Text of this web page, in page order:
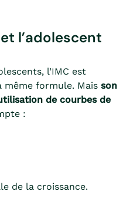
l’adolescent
l’IMC est
même formule. Mais son
de courbes de
:
de la croissance.